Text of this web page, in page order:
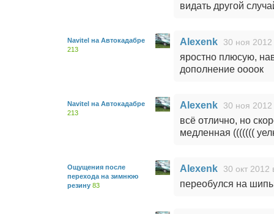
видать другой
Navitel на Автокадабре
213
Alexenk 30 ноя 2012
яростно плюсую,
дополнение оооок
Navitel на Автокадабре
213
Alexenk 30 ноя 2012
всё отлично, но
медленная (((((((
Ощущения после
перехода на зимнюю
резину 83
Alexenk 30 окт 2012
переобулся на